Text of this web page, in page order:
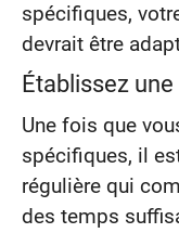
spécifiques,
devrait être
Établissez
Une fois que
spécifiques, il
régulière qui
des temps